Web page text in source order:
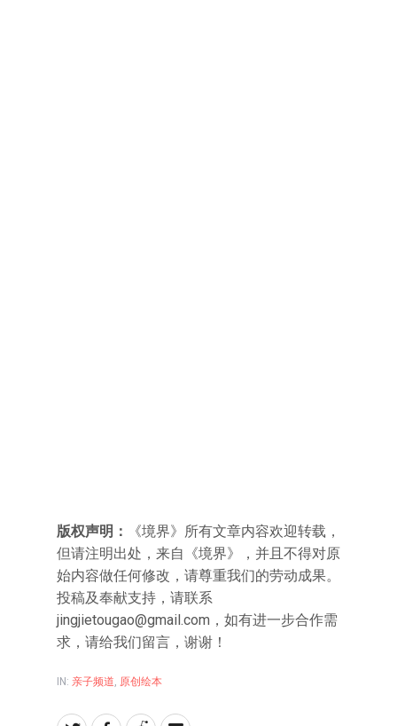
版权声明：
《境界》所有文章内容欢迎转载，
但请注明出处，来自《境界》，并且不得对原
始内容做任何修改，请尊重我们的劳动成果。
投稿及奉献支持，请联系
jingjietougao@gmail.com，如有进一步合作需
求，请给我们留言，谢谢！
IN: 亲子频道, 原创绘本